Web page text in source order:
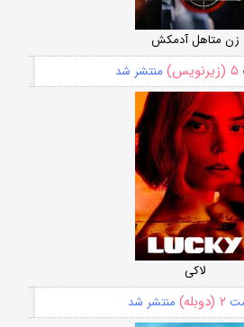
زن متاهل آدمکش
۵ (زیرنویس) منتشر شد
لاکی
۲ (دوبله) منتشر شد